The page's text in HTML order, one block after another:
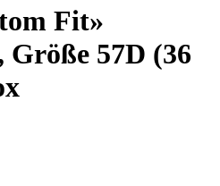
Fit»
57D (36